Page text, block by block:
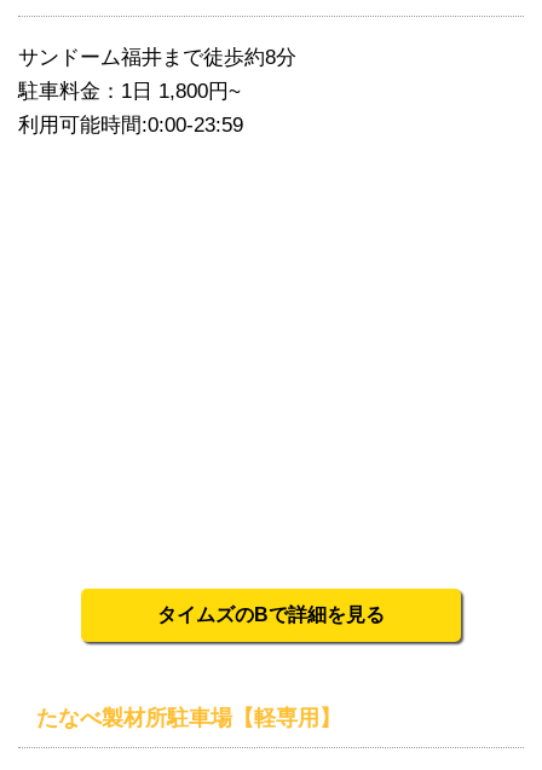
サンドーム福井まで徒歩約8分
駐車料金：1日 1,800円~
利用可能時間:0:00-23:59
タイムズのBで詳細を見る
たなべ製材所駐車場【軽専用】